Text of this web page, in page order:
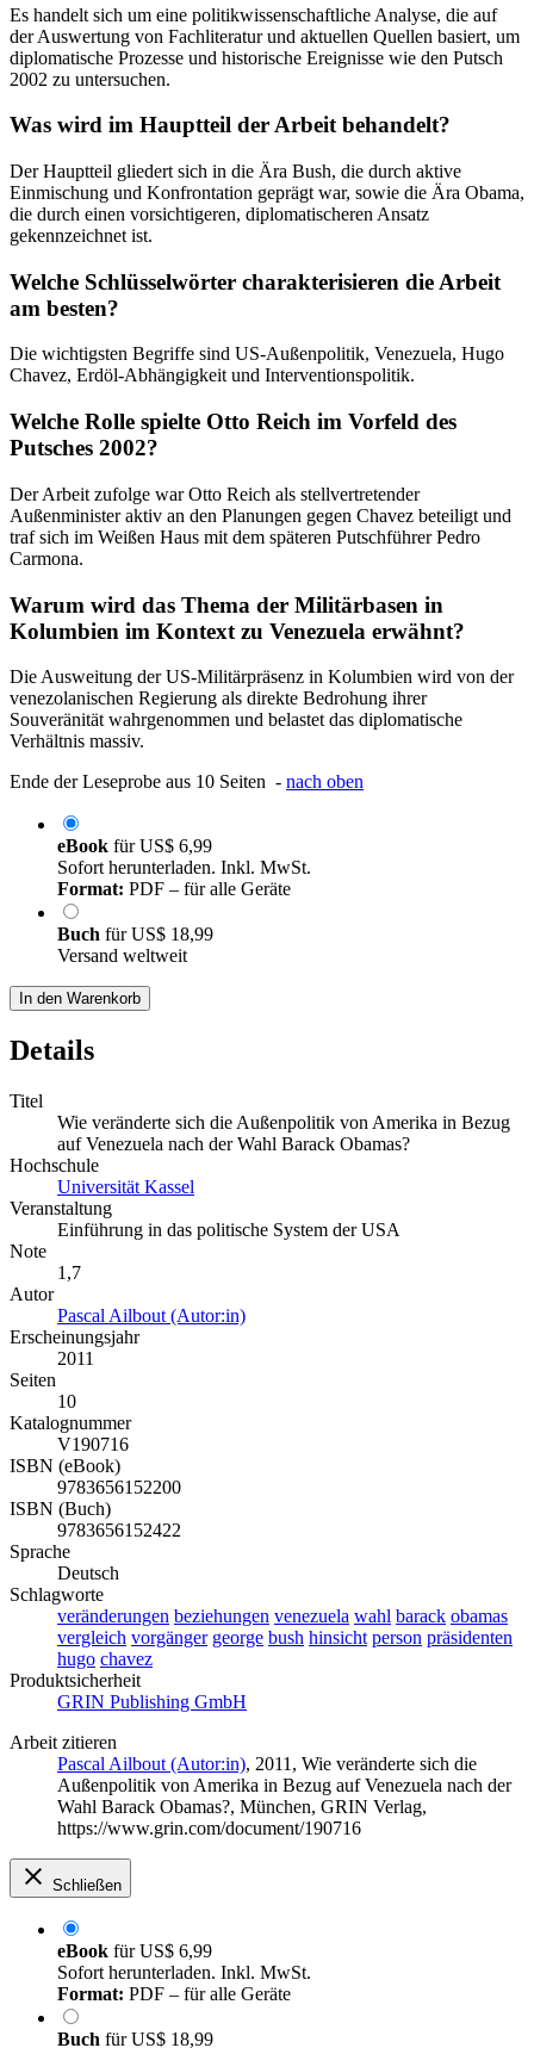
Es handelt sich um eine politikwissenschaftliche Analyse, die auf
der Auswertung von Fachliteratur und aktuellen Quellen basiert, um
diplomatische Prozesse und historische Ereignisse wie den Putsch
2002 zu untersuchen.
Was wird im Hauptteil der Arbeit behandelt?
Der Hauptteil gliedert sich in die Ära Bush, die durch aktive
Einmischung und Konfrontation geprägt war, sowie die Ära Obama,
die durch einen vorsichtigeren, diplomatischeren Ansatz
gekennzeichnet ist.
Welche Schlüsselwörter charakterisieren die Arbeit
am besten?
Die wichtigsten Begriffe sind US-Außenpolitik, Venezuela, Hugo
Chavez, Erdöl-Abhängigkeit und Interventionspolitik.
Welche Rolle spielte Otto Reich im Vorfeld des
Putsches 2002?
Der Arbeit zufolge war Otto Reich als stellvertretender
Außenminister aktiv an den Planungen gegen Chavez beteiligt und
traf sich im Weißen Haus mit dem späteren Putschführer Pedro
Carmona.
Warum wird das Thema der Militärbasen in
Kolumbien im Kontext zu Venezuela erwähnt?
Die Ausweitung der US-Militärpräsenz in Kolumbien wird von der
venezolanischen Regierung als direkte Bedrohung ihrer
Souveränität wahrgenommen und belastet das diplomatische
Verhältnis massiv.
Ende der Leseprobe aus 10 Seiten - nach oben
eBook fürUS$ 6,99
Sofort herunterladen. Inkl. MwSt.
Format: PDF – für alle Geräte
Buch fürUS$ 18,99
Versand weltweit
In den Warenkorb
Details
Titel
Wie veränderte sich die Außenpolitik von Amerika in Bezug
auf Venezuela nach der Wahl Barack Obamas?
Hochschule
Universität Kassel
Veranstaltung
Einführung in das politische System der USA
Note
1,7
Autor
Pascal Ailbout (Autor:in)
Erscheinungsjahr
2011
Seiten
10
Katalognummer
V190716
ISBN (eBook)
9783656152200
ISBN (Buch)
9783656152422
Sprache
Deutsch
Schlagworte
veränderungen beziehungen venezuela wahl barack obamas
vergleich vorgänger george bush hinsicht person präsidenten
hugo chavez
Produktsicherheit
GRIN Publishing GmbH
Arbeit zitieren
Pascal Ailbout (Autor:in), 2011, Wie veränderte sich die
Außenpolitik von Amerika in Bezug auf Venezuela nach der
Wahl Barack Obamas?, München, GRIN Verlag,
https://www.grin.com/document/190716
Schließen
eBook fürUS$ 6,99
Sofort herunterladen. Inkl. MwSt.
Format: PDF – für alle Geräte
Buch fürUS$ 18,99